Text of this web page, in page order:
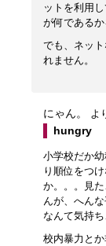
ットを利用
が何である
でも、ネッ
れません。
にゃん。 よ
hungry
小学校だか
り順位をつ
か。。。見
んが、へん
なんて気持
校内暴力と